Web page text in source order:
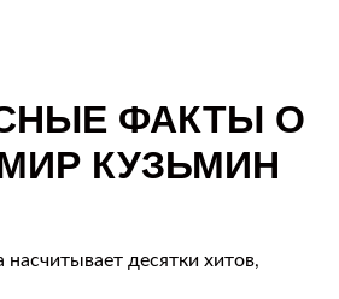
ФАКТЫ О
КУЗЬМИН
насчитывает десятки хитов,